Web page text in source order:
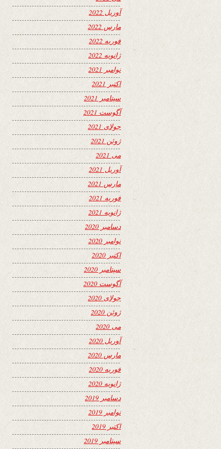
آوریل 2022
مارس 2022
فوریه 2022
ژانویه 2022
نوامبر 2021
اکتبر 2021
سپتامبر 2021
آگوست 2021
جولای 2021
ژوئن 2021
می 2021
آوریل 2021
مارس 2021
فوریه 2021
ژانویه 2021
دسامبر 2020
نوامبر 2020
اکتبر 2020
سپتامبر 2020
آگوست 2020
جولای 2020
ژوئن 2020
می 2020
آوریل 2020
مارس 2020
فوریه 2020
ژانویه 2020
دسامبر 2019
نوامبر 2019
اکتبر 2019
سپتامبر 2019